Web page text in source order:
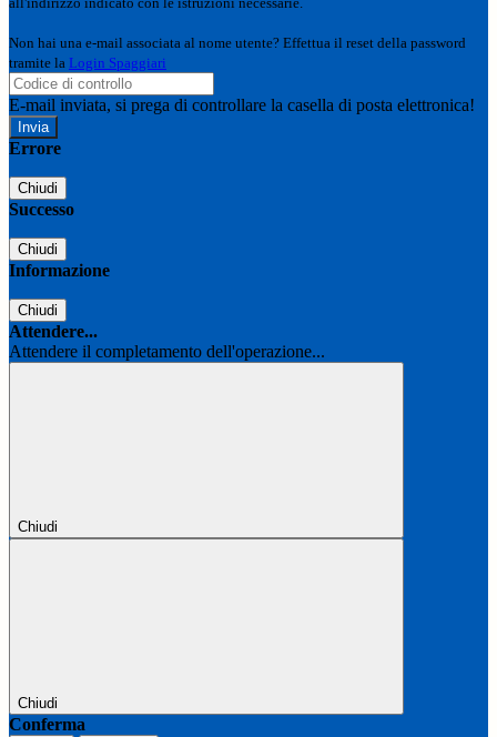
Non hai una e-mail associata al nome utente? Effettua il reset della password
tramite la Login Spaggiari
E-mail inviata, si prega di controllare la casella di posta elettronica!
Errore
Chiudi
Successo
Chiudi
Informazione
Chiudi
Attendere...
Attendere il completamento dell'operazione...
Chiudi
Chiudi
Conferma